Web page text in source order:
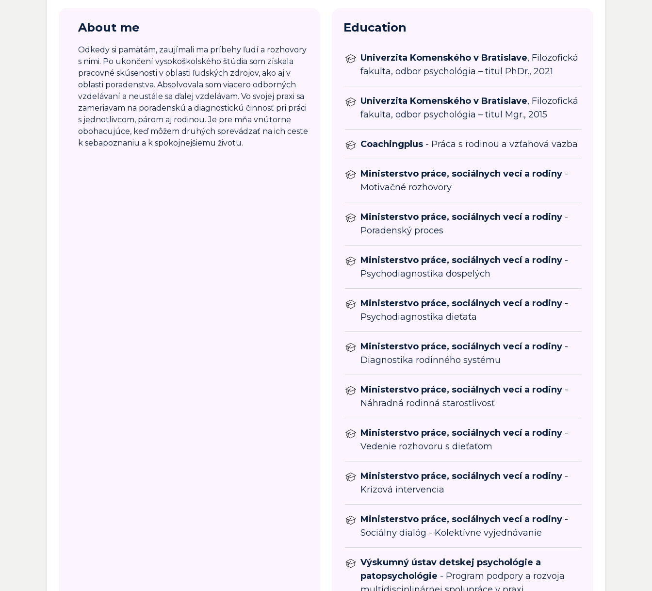
About me
Odkedy si pamätám, zaujímali ma príbehy ľudí a rozhovory
s nimi. Po ukončení vysokoškolského štúdia som získala
pracovné skúsenosti v oblasti ľudských zdrojov, ako aj v
oblasti poradenstva. Absolvovala som viacero odborných
vzdelávaní a neustále sa ďalej vzdelávam. Vo svojej praxi sa
zameriavam na poradenskú a diagnostickú činnosť pri práci
s jednotlivcom, párom aj rodinou. Je pre mňa vnútorne
obohacujúce, keď môžem druhých sprevádzať na ich ceste
k sebapoznaniu a k spokojnejšiemu životu.
Education
Univerzita Komenského v Bratislave, Filozofická
fakulta, odbor psychológia – titul PhDr., 2021
Univerzita Komenského v Bratislave, Filozofická
fakulta, odbor psychológia – titul Mgr., 2015
Coachingplus - Práca s rodinou a vzťahová väzba
Ministerstvo práce, sociálnych vecí a rodiny -
Motivačné rozhovory
Ministerstvo práce, sociálnych vecí a rodiny -
Poradenský proces
Ministerstvo práce, sociálnych vecí a rodiny -
Psychodiagnostika dospelých
Ministerstvo práce, sociálnych vecí a rodiny -
Psychodiagnostika dieťaťa
Ministerstvo práce, sociálnych vecí a rodiny -
Diagnostika rodinného systému
Ministerstvo práce, sociálnych vecí a rodiny -
Náhradná rodinná starostlivosť
Ministerstvo práce, sociálnych vecí a rodiny -
Vedenie rozhovoru s dieťaťom
Ministerstvo práce, sociálnych vecí a rodiny -
Krízová intervencia
Ministerstvo práce, sociálnych vecí a rodiny -
Sociálny dialóg - Kolektívne vyjednávanie
Výskumný ústav detskej psychológie a
patopsychológie - Program podpory a rozvoja